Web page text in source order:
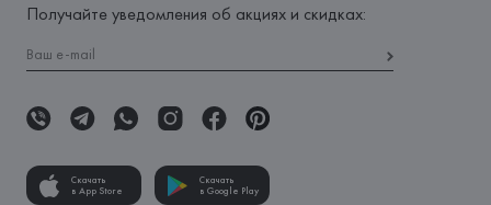
Получайте уведомления об акциях и скидках:
Скачать
в App Store
Скачать
в Google Play